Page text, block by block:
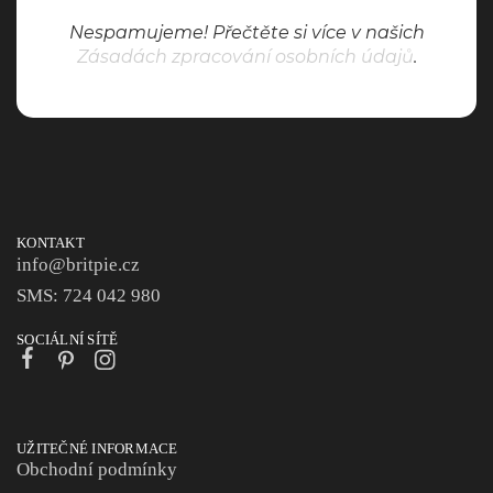
Nespamujeme! Přečtěte si více v našich
Zásadách zpracování osobních údajů.
KONTAKT
info@britpie.cz
SMS: 724 042 980
SOCIÁLNÍ SÍTĚ
UŽITEČNÉ INFORMACE
Obchodní podmínky